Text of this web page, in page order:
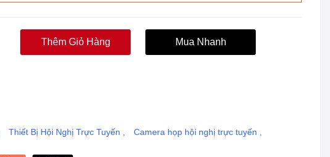
Thêm Giỏ Hàng Mua Nhanh
Thiết Bị Hội Nghị Trực Tuyến Camera họp hội nghị trực tuyến